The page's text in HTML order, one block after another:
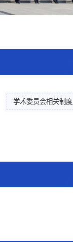
学术委员会相关制度